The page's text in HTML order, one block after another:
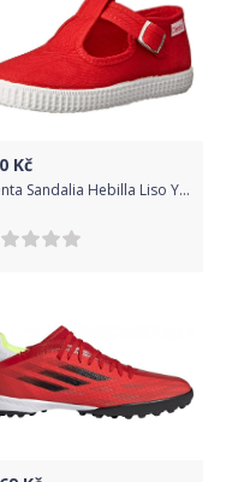
Kč
Cienta Sandalia Hebilla Liso Youth - Rojo 28